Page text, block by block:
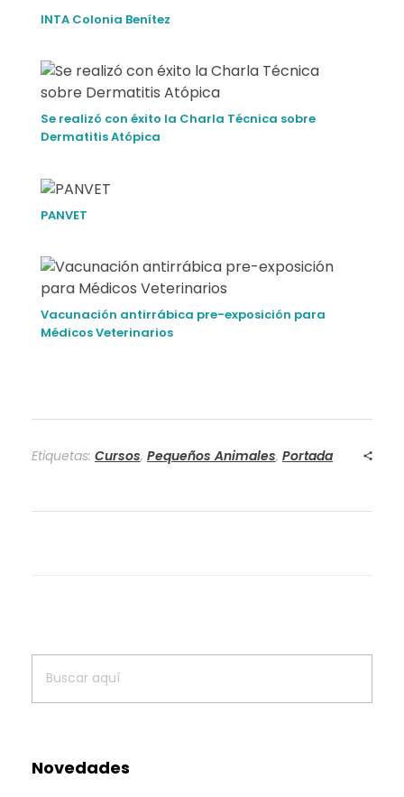
a
d
)
INTA Colonia Benítez
Se realizó con éxito la Charla Técnica sobre
Dermatitis Atópica
PANVET
Vacunación antirrábica pre-exposición para
Médicos Veterinarios
Etiquetas: Cursos, Pequeños Animales, Portada
Novedades